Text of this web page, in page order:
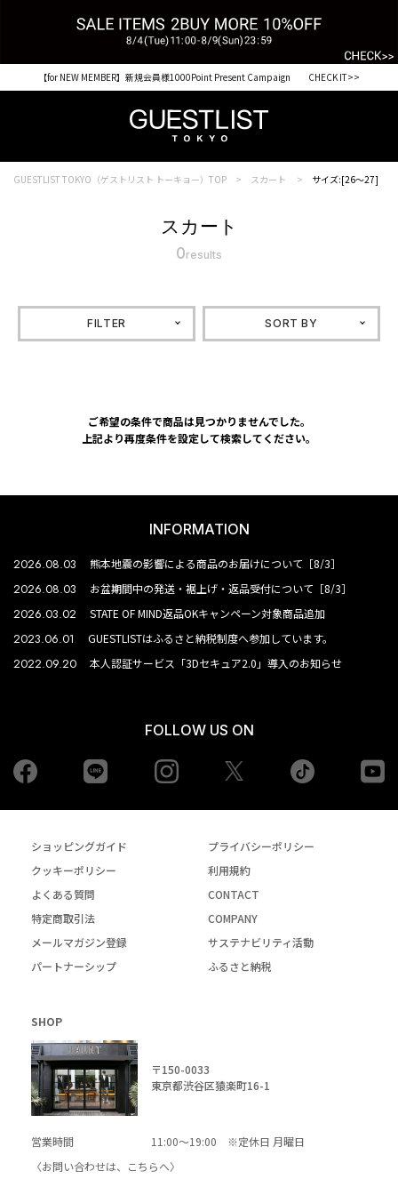
【for NEW MEMBER】新規会員様1000Point Present Campaign CHECK IT>>
GUESTLIST TOKYO（ゲストリスト トーキョー）TOP スカート サイズ:[26～27]
スカート
0results
FILTER SORT BY
ご希望の条件で商品は見つかりませんでした。
上記より再度条件を設定して検索してください。
INFORMATION
2026.08.03 熊本地震の影響による商品のお届けについて［8/3］
2026.08.03 お盆期間中の発送・裾上げ・返品受付について［8/3］
2026.03.02 STATE OF MIND返品OKキャンペーン対象商品追加
2023.06.01 GUESTLISTはふるさと納税制度へ参加しています。
2022.09.20 本人認証サービス「3Dセキュア2.0」導入のお知らせ
FOLLOW US ON
Facebook Instagram tiktok
ショッピングガイド
プライバシーポリシー
クッキーポリシー
利用規約
よくある質問
CONTACT
特定商取引法
COMPANY
メールマガジン登録
サステナビリティ活動
パートナーシップ
ふるさと納税
SHOP
〒150-0033
東京都渋谷区猿楽町16-1
営業時間
11:00～19:00 ※定休日 月曜日
〈お問い合わせは、
こちらへ〉